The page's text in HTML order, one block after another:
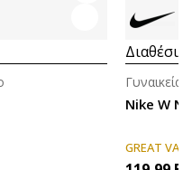
Nike W
Γυναικεία
GREAT